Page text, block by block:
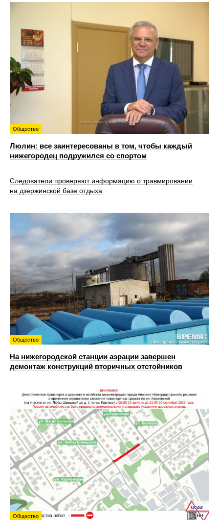
Общество
Люлин: все заинтересованы в том, чтобы каждый
нижегородец подружился со спортом
Следователи проверяют информацию о травмировании
на дзержинской базе отдыха
Общество
На нижегородской станции аэрации завершен
демонтаж конструкций вторичных отстойников
Общество